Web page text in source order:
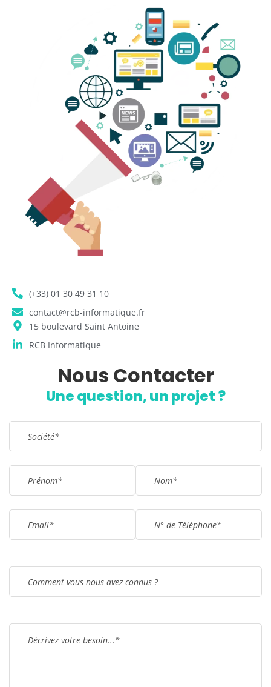
(+33) 01 30 49 31 10
contact@rcb-informatique.fr
15 boulevard Saint Antoine
RCB Informatique
Nous Contacter
Remplissez le formulaire !